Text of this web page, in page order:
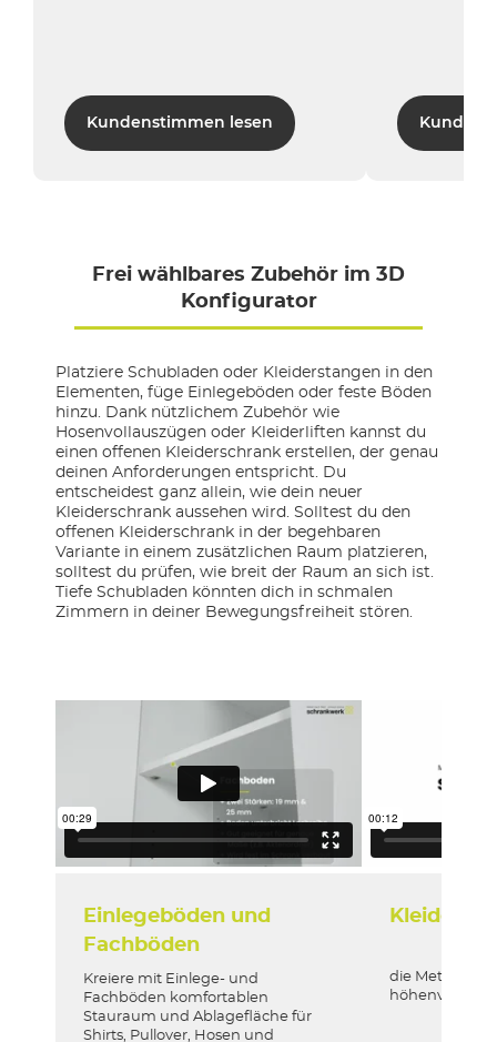
Kundenstimmen lesen
Frei wählbares Zubehör im 3D
Konfigurator
Platziere Schubladen oder Kleiderstangen in den
Elementen, füge Einlegeböden oder feste Böden
hinzu. Dank nützlichem Zubehör wie
Hosenvollauszügen oder Kleiderliften kannst du
einen offenen Kleiderschrank erstellen, der genau
deinen Anforderungen entspricht. Du
entscheidest ganz allein, wie dein neuer
Kleiderschrank aussehen wird. Solltest du den
offenen Kleiderschrank in der begehbaren
Variante in einem zusätzlichen Raum platzieren,
solltest du prüfen, wie breit der Raum an sich ist.
Tiefe Schubladen könnten dich in schmalen
Zimmern in deiner Bewegungsfreiheit stören.
Einlegeböden und
Fachböden
Kreiere mit Einlege- und
Fachböden komfortablen
Stauraum und Ablagefläche für
Shirts, Pullover, Hosen und
die